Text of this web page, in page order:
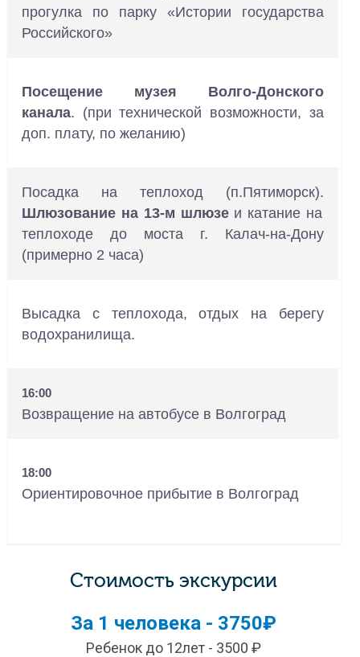
прогулка по парку «Истории государства
Российского»
Посещение музея Волго-Донского
канала. (при технической возможности, за
доп. плату, по желанию)
Посадка на теплоход (п.Пятиморск).
Шлюзование на 13-м шлюзе и катание на
теплоходе до моста г. Калач-на-Дону
(примерно 2 часа)
Высадка с теплохода, отдых на берегу
водохранилища.
16:00
Возвращение на автобусе в Волгоград
18:00
Ориентировочное прибытие в Волгоград
Стоимость экскурсии
За 1 человека - 3750₽
Ребенок до 12лет - 3500 ₽